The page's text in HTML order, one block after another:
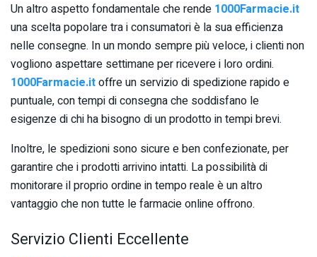
Un altro aspetto fondamentale che rende 1000Farmacie.it
una scelta popolare tra i consumatori è la sua efficienza
nelle consegne. In un mondo sempre più veloce, i clienti non
vogliono aspettare settimane per ricevere i loro ordini.
1000Farmacie.itoffre un servizio di spedizione rapido e
puntuale, con tempi di consegna che soddisfano le
esigenze di chi ha bisogno di un prodotto in tempi brevi.
Inoltre, le spedizioni sono sicure e ben confezionate, per
garantire che i prodotti arrivino intatti. La possibilità di
monitorare il proprio ordine in tempo reale è un altro
vantaggio che non tutte le farmacie online offrono.
Servizio Clienti Eccellente